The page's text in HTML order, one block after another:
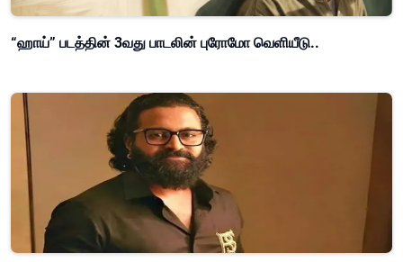
“ஹாய்” படத்தின் 3வது பாடலின் புரோமோ வெளியீடு..